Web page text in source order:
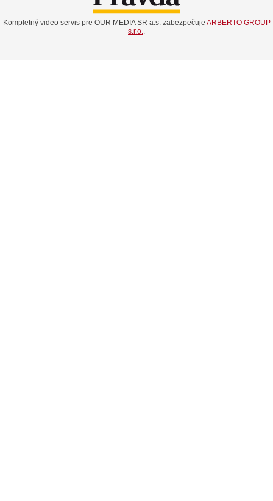
Kompletný video servis pre OUR MEDIA SR a.s. zabezpečuje ARBERTO GROUP
s.r.o.